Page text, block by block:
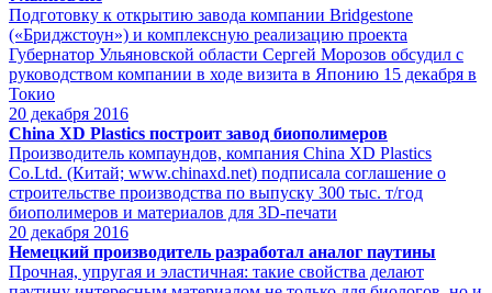
Подготовку к открытию завода компании Bridgestone
(«Бриджстоун») и комплексную реализацию проекта
Губернатор Ульяновской области Сергей Морозов обсудил с
руководством компании в ходе визита в Японию 15 декабря в
Токио
20 декабря 2016
China XD Plastics построит завод биополимеров
Производитель компаундов, компания China XD Plastics
Co.Ltd. (Китай; www.chinaxd.net) подписала соглашение о
строительстве производства по выпуску 300 тыс. т/год
биополимеров и материалов для 3D-печати
20 декабря 2016
Немецкий производитель разработал аналог паутины
Прочная, упругая и эластичная: такие свойства делают